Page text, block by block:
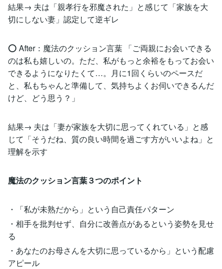
結果→ 夫は「親孝行を邪魔された」と感じて「家族を大
切にしない妻」認定して逆ギレ
⭕ After：魔法のクッション言葉 「ご両親にお会いできる
のは私も嬉しいの。ただ、私がもっと余裕をもってお会い
できるようになりたくて…。月に1回くらいのペースだ
と、私もちゃんと準備して、気持ちよくお伺いできるんだ
けど、どう思う？」
結果→ 夫は「妻が家族を大切に思ってくれている」と感
じて「そうだね、質の良い時間を過ごす方がいいよね」と
理解を示す
魔法のクッション言葉３つのポイント
・「私が未熟だから」という自己責任パターン
・相手を批判せず、自分に改善点があるという姿勢を見せ
る
・あなたのお母さんを大切に思っているから」という配慮
アピール